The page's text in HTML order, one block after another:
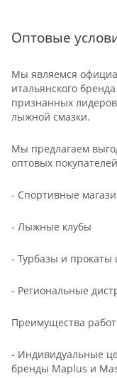
Оптовые
Мы являемся
итальянского
признанных
лыжной смазки.
Мы предлагаем
оптовых
- Спортивные
- Лыжные клубы
- Турбазы и прокаты
- Региональные
Преимущества
- Индивидуальные
бренды Maplus и